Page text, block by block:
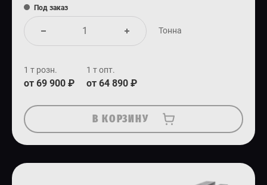
Под заказ
Тонна
1 т розн.
от 69 900 ₽
1 т опт.
от 64 890 ₽
В КОРЗИНУ